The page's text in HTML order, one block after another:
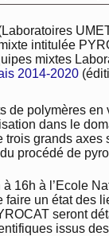
intitulée
mixtes
2014-2020
de polymères en
dans le
grands axes
procédé de
16h à l’Ecole
un état des
seront
issus